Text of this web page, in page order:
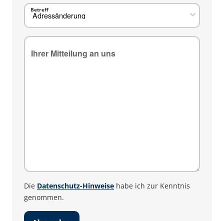
Betreff
Die Datenschutz-Hinweise habe ich zur Kenntnis
genommen.